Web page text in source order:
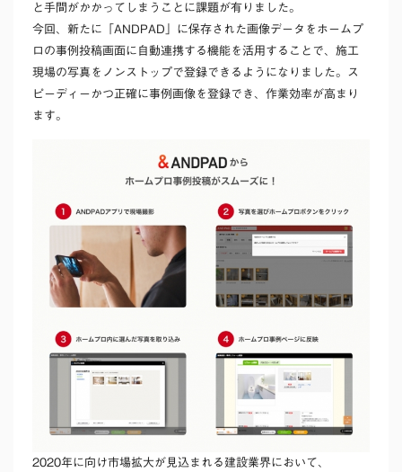
と手間がかかってしまうことに課題が有りました。
今回、新たに「ANDPAD」に保存された画像データをホームプ
ロの事例投稿画面に自動連携する機能を活用することで、施工
現場の写真をノンストップで登録できるようになりました。ス
ピーディーかつ正確に事例画像を登録でき、作業効率が高まり
ます。
2020年に向け市場拡大が見込まれる建設業界において、